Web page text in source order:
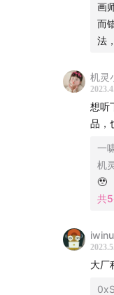
画
而
法
机灵
想听
品，
一
机
🥹
共5
大厂